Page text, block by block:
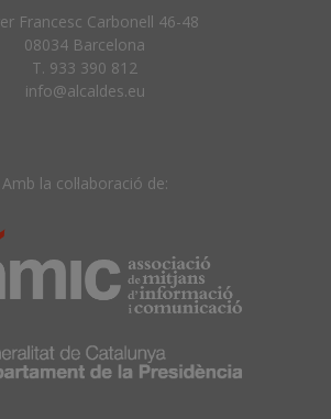
Francesc Carbonell 46-48
08034 Barcelona
T. 933 390 812
info@alcaldes.eu
Amb la col·laboració de: